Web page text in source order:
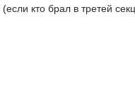
кто брал в третей